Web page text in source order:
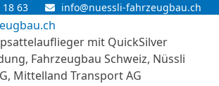
18 63 info@nuessli-fahrzeugbau.ch